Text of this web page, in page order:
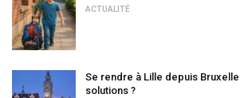
ACTUALITÉ
Se rendre à Lille depuis
solutions ?